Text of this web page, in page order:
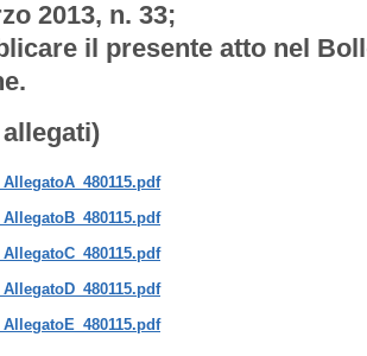
2013, n. 33;
il presente atto nel